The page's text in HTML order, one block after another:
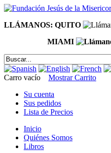
LLÁMANOS: QUITO
MIAMI
Carro vacío
Mostrar Carrito
Su cuenta
Sus pedidos
Lista de Precios
Inicio
Quiénes Somos
Libros